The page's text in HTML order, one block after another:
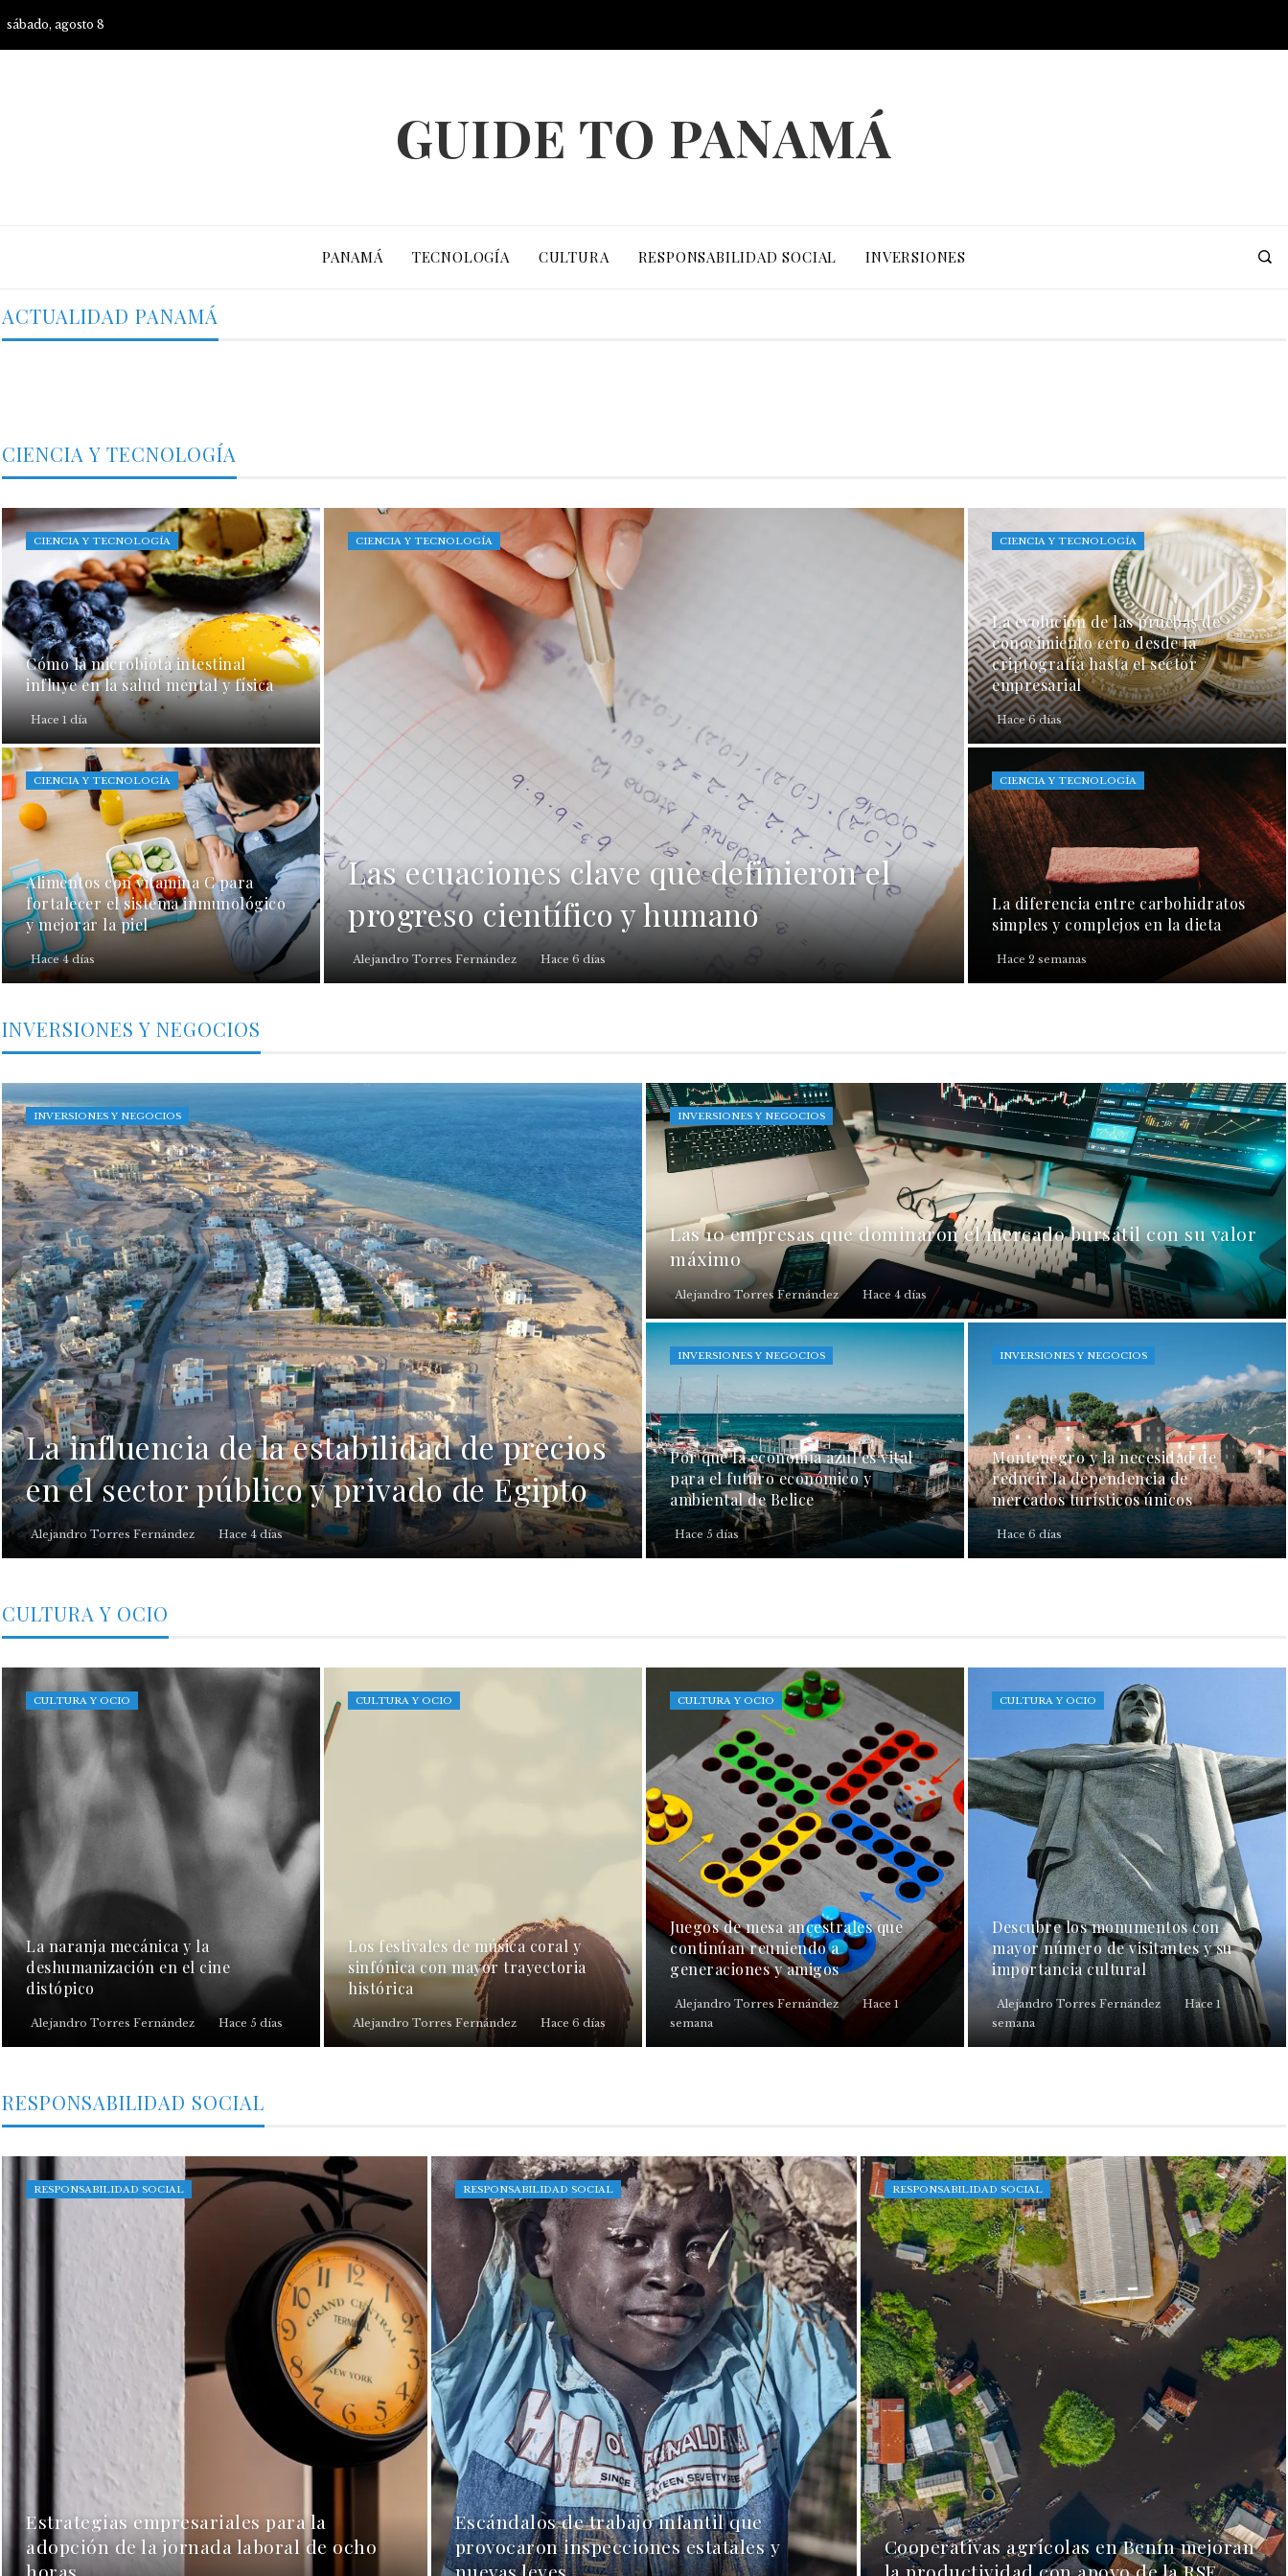
sábado, agosto 8
GUIDE TO PANAMÁ
PANAMÁ TECNOLOGÍA CULTURA RESPONSABILIDAD SOCIAL INVERSIONES
ACTUALIDAD PANAMÁ
CIENCIA Y TECNOLOGÍA
CIENCIA Y TECNOLOGÍA
Cómo la microbiota intestinal
influye en la salud mental y física
Hace 1 día
CIENCIA Y TECNOLOGÍA
Alimentos con vitamina C para
fortalecer el sistema inmunológico
y mejorar la piel
Hace 4 días
CIENCIA Y TECNOLOGÍA
Las ecuaciones clave que definieron el
progreso científico y humano
Alejandro Torres Fernández Hace 6 días
CIENCIA Y TECNOLOGÍA
La evolución de las pruebas de
conocimiento cero desde la
criptografía hasta el sector
empresarial
Hace 6 días
CIENCIA Y TECNOLOGÍA
La diferencia entre carbohidratos
simples y complejos en la dieta
Hace 2 semanas
INVERSIONES Y NEGOCIOS
INVERSIONES Y NEGOCIOS
La influencia de la estabilidad de precios
en el sector público y privado de Egipto
Alejandro Torres Fernández Hace 4 días
INVERSIONES Y NEGOCIOS
Las 10 empresas que dominaron el mercado bursátil con su valor
máximo
Alejandro Torres Fernández Hace 4 días
INVERSIONES Y NEGOCIOS
Por qué la economía azul es vital
para el futuro económico y
ambiental de Belice
Hace 5 días
INVERSIONES Y NEGOCIOS
Montenegro y la necesidad de
reducir la dependencia de
mercados turísticos únicos
Hace 6 días
CULTURA Y OCIO
CULTURA Y OCIO
La naranja mecánica y la
deshumanización en el cine
distópico
Alejandro Torres Fernández Hace 5 días
CULTURA Y OCIO
Los festivales de música coral y
sinfónica con mayor trayectoria
histórica
Alejandro Torres Fernández Hace 6 días
CULTURA Y OCIO
Juegos de mesa ancestrales que
continúan reuniendo a
generaciones y amigos
Alejandro Torres Fernández
Hace 1
semana
CULTURA Y OCIO
Descubre los monumentos con
mayor número de visitantes y su
importancia cultural
Alejandro Torres Fernández
Hace 1
semana
RESPONSABILIDAD SOCIAL
RESPONSABILIDAD SOCIAL
Estrategias empresariales para la
adopción de la jornada laboral de ocho
RESPONSABILIDAD SOCIAL
Escándalos de trabajo infantil que
provocaron inspecciones estatales y
RESPONSABILIDAD SOCIAL
Cooperativas agrícolas en Benín mejoran